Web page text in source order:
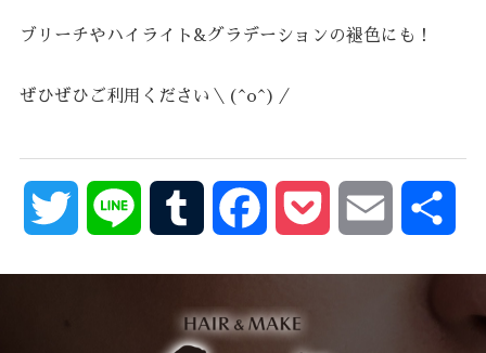
ブリーチやハイライト&グラデーションの褪色にも！
ぜひぜひご利用ください＼(^o^)／
Twitter Line Tumblr FacebookPocket Email